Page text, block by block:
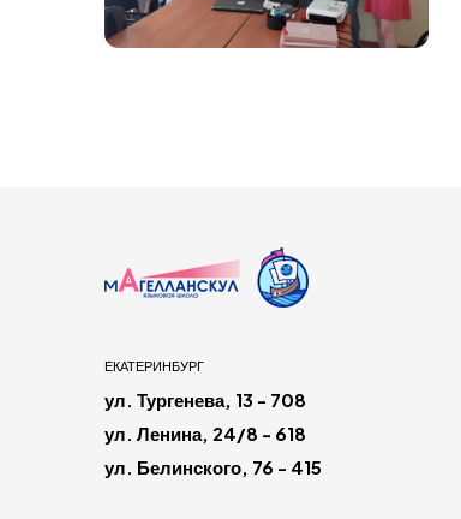
ЕКАТЕРИНБУРГ
ул. Тургенева, 13 - 708
ул. Ленина, 24/8 - 618
ул. Белинского, 76 - 415